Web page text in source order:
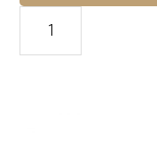
quantité
15pi